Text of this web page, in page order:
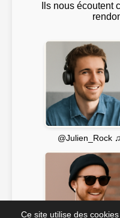
Ils nous
@Julien_Rock ♫
Ce site utilise des